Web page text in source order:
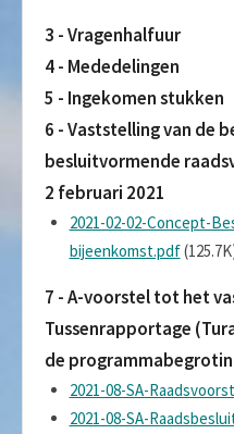
3 - Vragenhalfuur
4 - Mededelingen
5 - Ingekomen stukken
6 - Vaststelling van de
besluitvormende
2 februari 2021
2021-02-02-Concept-
bijeenkomst.pdf
7 - A-voorstel tot het
Tussenrapportage
de
2021-08-SA-
2021-08-SA-